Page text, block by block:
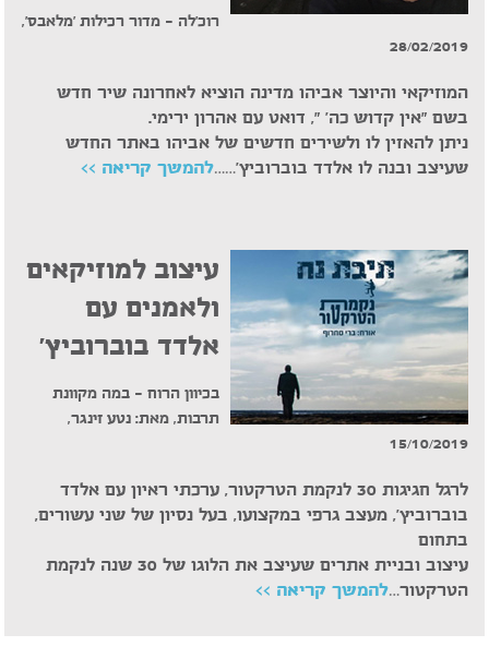
רוכ'לה – מדור רכילות 'מלאבס',
28/02/2019
המוזיקאי והיוצר אביהו מדינה הוציא לאחרונה שיר חדש
בשם "אין קדוש כה' ", דואט עם אהרון ירימי.
ניתן להאזין לו ולשירים חדשים של אביהו באתר החדש
שעיצב ובנה לו אלדד בוברוביץ'……להמשך קריאה >>
עיצוב למוזיקאים
ולאמנים עם
אלדד בוברוביץ'
בכיוון הרוח – במה מקוונת
תרבות, מאת: נטע זינגר,
15/10/2019
לרגל חגיגות 30 לנקמת הטרקטור, ערכתי ראיון עם אלדד
בוברוביץ', מעצב גרפי במקצועו, בעל נסיון של שני עשורים,
בתחום
עיצוב ובניית אתרים שעיצב את הלוגו של 30 שנה לנקמת
הטרקטור…להמשך קריאה >>